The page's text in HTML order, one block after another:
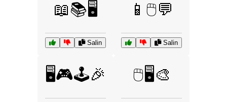
📖📚🖥️
Salin
📱🖱️💬
Salin
🖥️🎮🕹️🎉 🖱️🖥️🎨